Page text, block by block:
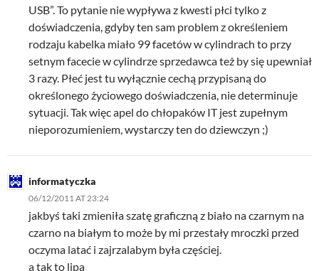
USB”. To pytanie nie wypływa z kwesti płci tylko z
doświadczenia, gdyby ten sam problem z określeniem
rodzaju kabelka miało 99 facetów w cylindrach to przy
setnym facecie w cylindrze sprzedawca też by się upewniał
3 razy. Płeć jest tu wyłącznie cechą przypisaną do
określonego życiowego doświadczenia, nie determinuje
sytuacji. Tak więc apel do chłopaków IT jest zupełnym
nieporozumieniem, wystarczy ten do dziewczyn ;)
informatyczka
06/12/2011 AT 23:24
jakbyś taki zmieniła szatę graficzną z biało na czarnym na
czarno na białym to może by mi przestały mroczki przed
oczyma latać i zajrzalabym była częściej.
a tak to lipa